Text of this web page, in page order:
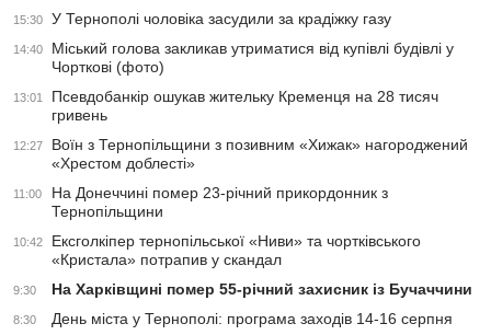
15:30 У Тернополі чоловіка засудили за крадіжку газу
14:40
Міський голова закликав утриматися від купівлі будівлі у
Чорткові (фото)
13:01
Псевдобанкір ошукав жительку Кременця на 28 тисяч
гривень
12:27
Воїн з Тернопільщини з позивним «Хижак» нагороджений
«Хрестом доблесті»
11:00
На Донеччині помер 23-річний прикордонник з
Тернопільщини
10:42
Ексголкіпер тернопільської «Ниви» та чортківського
«Кристала» потрапив у скандал
9:30 На Харківщині помер 55-річний захисник із Бучаччини
8:30 День міста у Тернополі: програма заходів 14-16 серпня